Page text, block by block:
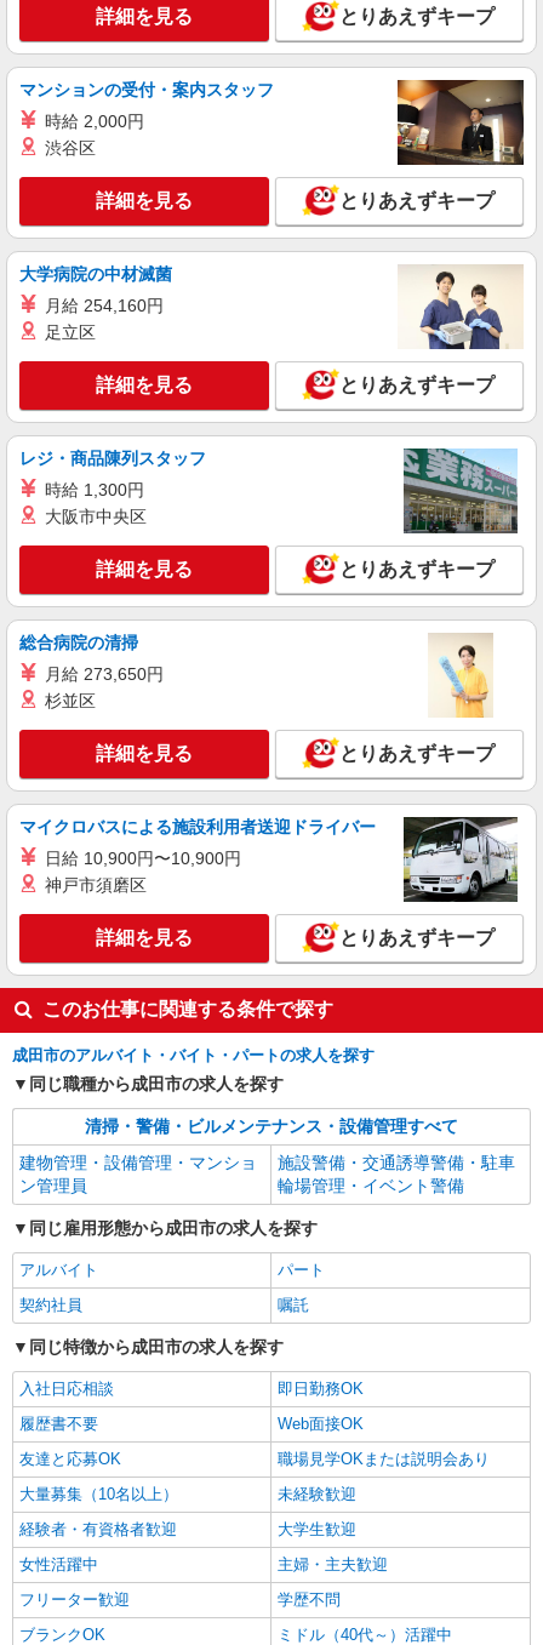
キープ 詳細を見る
詳細を見る とりあえずキープ
マンションの受付・案内スタッフ
時給 2,000円
渋谷区
詳細を見る とりあえずキープ
大学病院の中材滅菌
月給 254,160円
足立区
詳細を見る とりあえずキープ
レジ・商品陳列スタッフ
時給 1,300円
大阪市中央区
詳細を見る とりあえずキープ
総合病院の清掃
月給 273,650円
杉並区
詳細を見る とりあえずキープ
マイクロバスによる施設利用者送迎ドライバー
日給 10,900円〜10,900円
神戸市須磨区
詳細を見る とりあえずキープ
このお仕事に関連する条件で探す
成田市のアルバイト・バイト・パートの求人を探す
同じ職種から成田市の求人を探す
清掃・警備・ビルメンテナンス・設備管理すべて
建物管理・設備管理・マンショ
ン管理員
施設警備・交通誘導警備・駐車
輪場管理・イベント警備
同じ雇用形態から成田市の求人を探す
アルバイト
パート
契約社員
嘱託
同じ特徴から成田市の求人を探す
入社日応相談
即日勤務OK
履歴書不要
Web面接OK
友達と応募OK
職場見学OKまたは説明会あり
大量募集（10名以上）
未経験歓迎
経験者・有資格者歓迎
大学生歓迎
女性活躍中
主婦・主夫歓迎
フリーター歓迎
学歴不問
ブランクOK
ミドル（40代～）活躍中